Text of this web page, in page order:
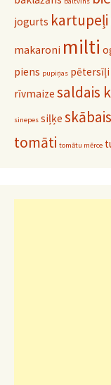
jogurts kartupeļi
makaroni milti
piens pupiņas pētersīļi
rīvmaize saldais
sinepes siļķe
tomāti tomātu mērce